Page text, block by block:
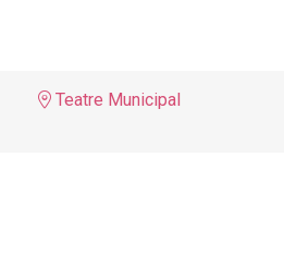
Teatre Municipal